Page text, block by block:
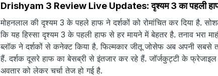
Drishyam 3 Review Live Updates: दृश्यम 3 का पहली
मोहनलाल की दृश्यम 3 के पहले हाफ ने दर्शकों को रोमांचित कर दिया है.
कि यह हिस्सा दृश्यम 3 के पहली हाफ से हर मायने में बेहतर है. तनाव भरा
ब्लॉक ने दर्शकों से कनेक्ट किया है. फिल्मकार जीतू जोसेफ अब अपनी सबसे
हैं. दर्शक दूसरे हाफ का बेसब्री से इंतजार कर रहे हैं. जॉर्जकुट्टी के
अवतार को लेकर चर्चा तेज हो गई है.